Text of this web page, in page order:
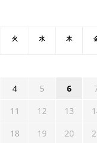
火 水 木
4 5 6
11 12 13
18 19 20